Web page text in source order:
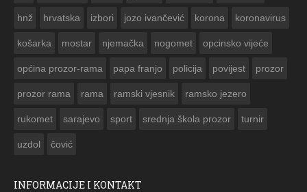
hnž hrvatska izbori jozo ivančević korona koronavirus
košarka mostar njemačka nogomet opcinsko vijeće
općina prozor-rama papa franjo policija povijest prozor
prozor rama rama ramski vjesnik ramsko jezero
rukomet sarajevo sport srednja škola prozor turnir
uzdol čović
INFORMACIJE I KONTAKT